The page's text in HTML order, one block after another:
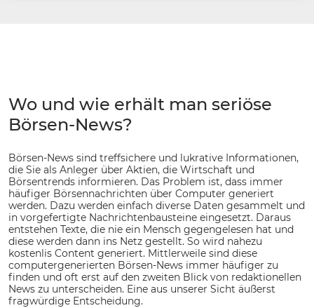
Wo und wie erhält man seriöse
Börsen-News?
Börsen-News sind treffsichere und lukrative Informationen,
die Sie als Anleger über Aktien, die Wirtschaft und
Börsentrends informieren. Das Problem ist, dass immer
häufiger Börsennachrichten über Computer generiert
werden. Dazu werden einfach diverse Daten gesammelt und
in vorgefertigte Nachrichtenbausteine eingesetzt. Daraus
entstehen Texte, die nie ein Mensch gegengelesen hat und
diese werden dann ins Netz gestellt. So wird nahezu
kostenlis Content generiert. Mittlerweile sind diese
computergenerierten Börsen-News immer häufiger zu
finden und oft erst auf den zweiten Blick von redaktionellen
News zu unterscheiden. Eine aus unserer Sicht äußerst
fragwürdige Entscheidung.